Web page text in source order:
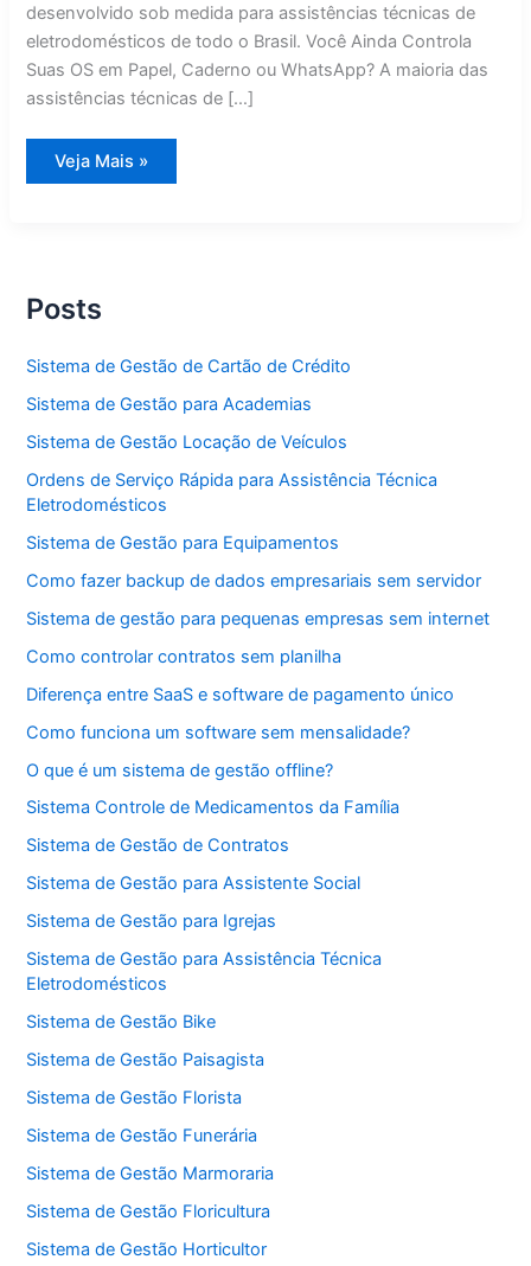
desenvolvido sob medida para assistências técnicas de
eletrodomésticos de todo o Brasil. Você Ainda Controla
Suas OS em Papel, Caderno ou WhatsApp? A maioria das
assistências técnicas de […]
Ordens
de
Veja Mais »
Posts
Sistema de Gestão de Cartão de Crédito
Sistema de Gestão para Academias
Sistema de Gestão Locação de Veículos
Ordens de Serviço Rápida para Assistência Técnica
Eletrodomésticos
Sistema de Gestão para Equipamentos
Como fazer backup de dados empresariais sem servidor
Sistema de gestão para pequenas empresas sem internet
Como controlar contratos sem planilha
Diferença entre SaaS e software de pagamento único
Como funciona um software sem mensalidade?
O que é um sistema de gestão offline?
Sistema Controle de Medicamentos da Família
Sistema de Gestão de Contratos
Sistema de Gestão para Assistente Social
Sistema de Gestão para Igrejas
Sistema de Gestão para Assistência Técnica
Eletrodomésticos
Sistema de Gestão Bike
Sistema de Gestão Paisagista
Sistema de Gestão Florista
Sistema de Gestão Funerária
Sistema de Gestão Marmoraria
Sistema de Gestão Floricultura
Sistema de Gestão Horticultor